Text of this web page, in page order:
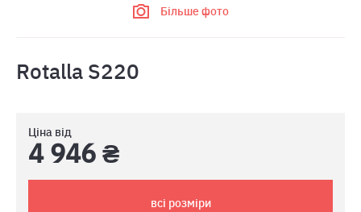
Більше фото
Rotalla S220
Ціна від
4 946 ₴
всі розміри